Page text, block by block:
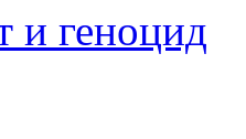
и геноцид